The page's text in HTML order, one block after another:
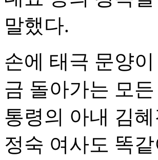
말했다.
손에 태극 문양
금 돌아가는 모
통령의 아내 김
정숙 여사도 똑